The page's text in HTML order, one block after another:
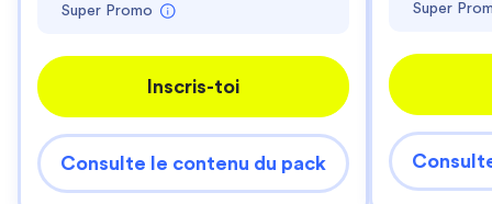
Super Promo
Inscris-toi
Consulte le contenu du pack
Super